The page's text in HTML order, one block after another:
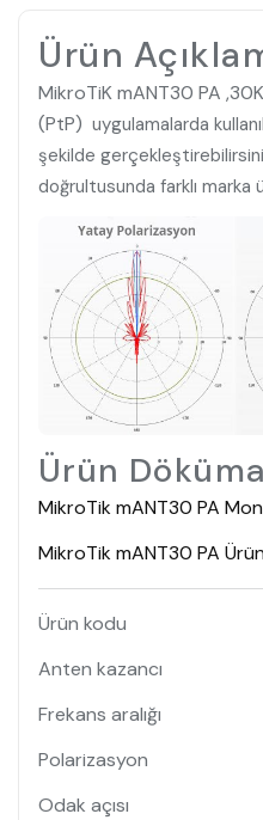
Ürün
MikroTiK mANT30 PA
(PtP) uygulamalarda
şekilde
doğrultusunda farklı marka
Ürün
MikroTik mANT30 PA
MikroTik mANT30 PA
Ürün kodu
Anten kazancı
Frekans aralığı
Polarizasyon
Odak açısı